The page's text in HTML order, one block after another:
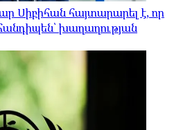
Սիբիհան հայտարարել է, որ
խաղաղության